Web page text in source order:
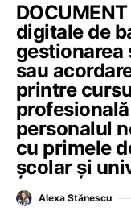
digitale de
sau
printre
personalul
cu primele
școlar și
Alexa Stănescu